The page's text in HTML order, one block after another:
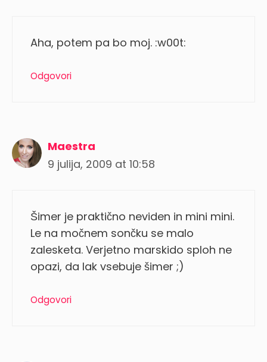
Aha, potem pa bo moj. :w00t:
Odgovori
Maestra
9 julija, 2009 at 10:58
Šimer je praktično neviden in mini mini.
Le na močnem sončku se malo
zalesketa. Verjetno marskido sploh ne
opazi, da lak vsebuje šimer ;)
Odgovori